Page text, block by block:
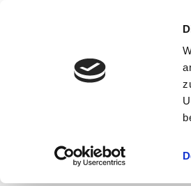
bestellen und ausdrucken